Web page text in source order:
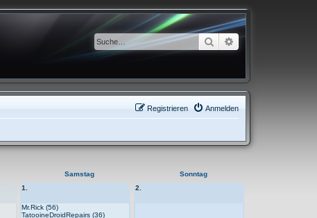
Suche Erweiterte Suche
Anmelden
Registrieren
Samstag
Sonntag
1.
Mr.Rick (56)
TatooineDroidRepairs (36)
2.